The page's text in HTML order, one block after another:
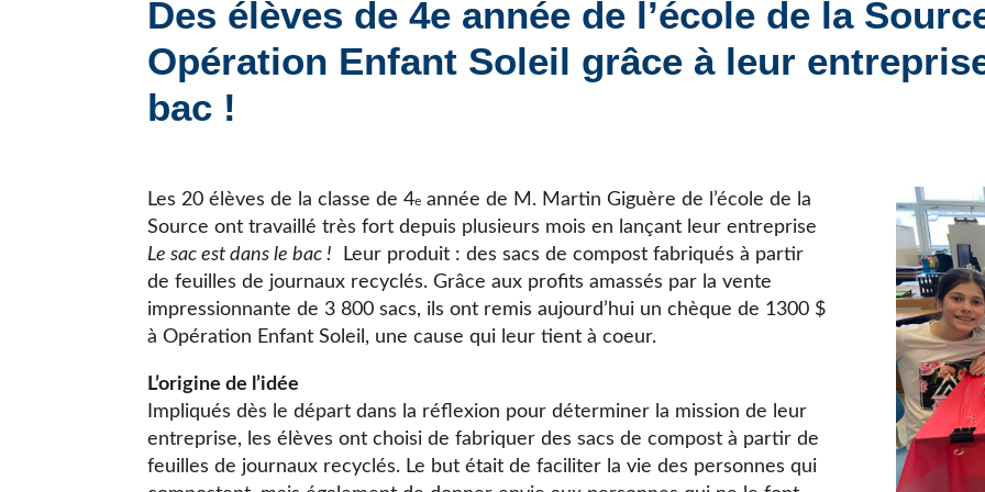
JE CHERCHE UNE ÉCOLE
Plaintes et protecteur de l’élève
Services complémentaires
Enseignement à la maison
Intégration linguistique, scolaire et sociale
Parents trucs pédagos et technos
Programme de formation de l’école québécoise
Élèves internationaux
Programmes offerts
Des élèves de 4e année de l’école de la
Opération Enfant Soleil grâce à leur
bac !
Les 20 élèves de la classe de 4e année de M. Martin Giguère de l’école de la
Source ont travaillé très fort depuis plusieurs mois en lançant leur entreprise
Le sac est dans le bac ! Leur produit : des sacs de compost fabriqués à partir
de feuilles de journaux recyclés. Grâce aux profits amassés par la vente
impressionnante de 3 800 sacs, ils ont remis aujourd’hui un chèque de 1300 $
à Opération Enfant Soleil, une cause qui leur tient à coeur.
L’origine de l’idée
Impliqués dès le départ dans la réflexion pour déterminer la mission de leur
entreprise, les élèves ont choisi de fabriquer des sacs de compost à partir de
feuilles de journaux recyclés. Le but était de faciliter la vie des personnes qui